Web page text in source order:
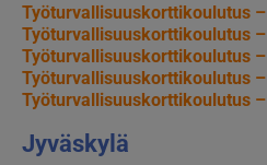
Työturvallisuuskorttikoulutus –
Työturvallisuuskorttikoulutus –
Työturvallisuuskorttikoulutus –
Työturvallisuuskorttikoulutus –
Työturvallisuuskorttikoulutus –
Jyväskylä